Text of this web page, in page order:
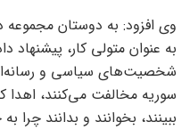
وی افزود: به دوستان مجموعه
به عنوان متولی کار، پیشنهاد
شخصیت‌های سیاسی و
سوریه مخالفت می‌کنند، اهدا
ببینند، بخوانند و بدانند چرا